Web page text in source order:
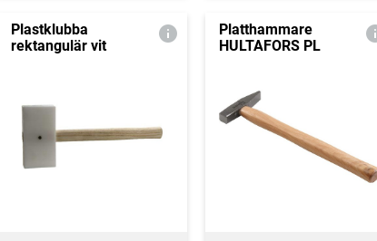
Plastklubba
rektangulär vit
Platthammare
HULTAFORS PL